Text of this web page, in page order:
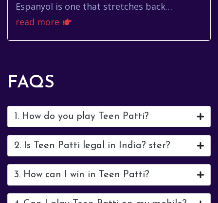
Espanyol is one that stretches back
decades, filled with moments of brilliance,
read more
FAQS
1. How do you play Teen Patti?
2. Is Teen Patti legal in India? ster?
3. How can I win in Teen Patti?